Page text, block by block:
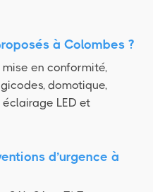
à Colombes ?
mise en conformité,
domotique,
LED et
d’urgence à